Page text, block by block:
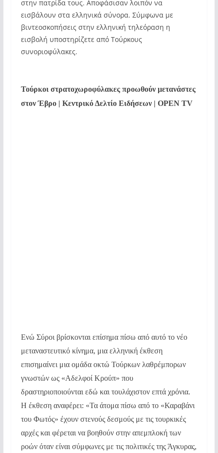
στην πατρίδα τους. Αποφάσισαν λοιπόν να
εισβάλουν στα ελληνικά σύνορα. Σύμφωνα με
βιντεοσκοπήσεις στην ελληνική τηλεόραση η
εισβολή υποστηρίζετε από Τούρκους
συνοριοφύλακες.
Τούρκοι στρατοχωροφύλακες προωθούν μετανάστες
στον Έβρο | Κεντρικό Δελτίο Ειδήσεων | OPEN TV
Ενώ Σύροι βρίσκονται επίσημα πίσω από αυτό το νέο
μεταναστευτικό κίνημα, μια ελληνική έκθεση
επισημαίνει μια ομάδα οκτώ Τούρκων λαθρέμπορων
γνωστών ως «Αδελφοί Κρούπ» που
δραστηριοποιούνται εδώ και τουλάχιστον επτά χρόνια.
Η έκθεση αναφέρει: «Τα άτομα πίσω από το «Καραβάνι
του Φωτός» έχουν στενούς δεσμούς με τις τουρκικές
αρχές και φέρεται να βοηθούν στην απεμπλοκή των
ροών όταν είναι σύμφωνες με τις πολιτικές της Άγκυρας,